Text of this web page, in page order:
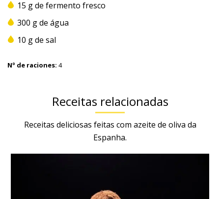
15 g de fermento fresco
300 g de água
10 g de sal
Nº de raciones: 4
Receitas relacionadas
Receitas deliciosas feitas com azeite de oliva da
Espanha.